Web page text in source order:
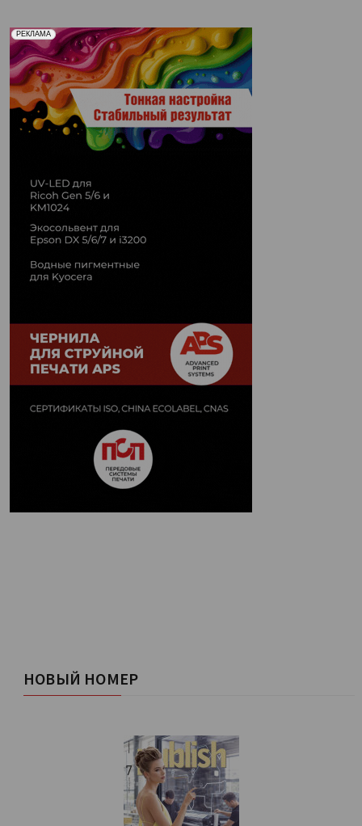
РЕКЛАМА
Реклама. Рекламодатель ООО "Передовые Системы
Печати" erid: 2SDnjd2d4Qz
НОВЫЙ НОМЕР